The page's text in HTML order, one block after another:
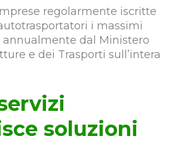
regolarmente iscritte
i massimi
dal Ministero
e dei Trasporti sull’intera
soluzioni